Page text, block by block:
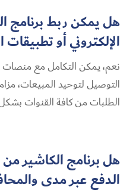
هل يمكن ربط برنامج
الإلكتروني أو
نعم، يمكن التكامل مع منصات
التوصيل لتوحيد المبيعات،
الطلبات من كافة القنوات
هل برنامج الكاشير
الدفع عبر مدى